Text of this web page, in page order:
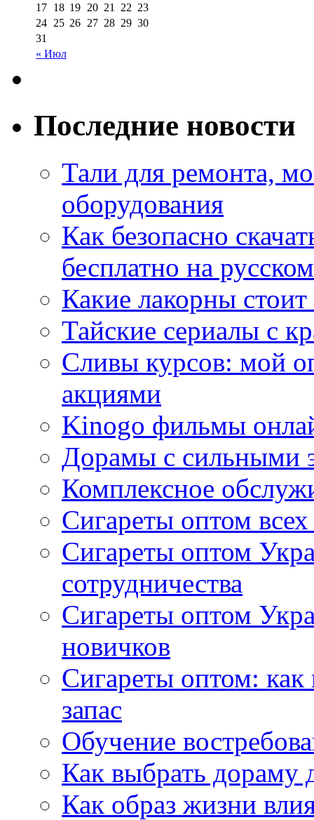
« Июл
17 18 19 20 21 22 23
24 25 26 27 28 29 30
31
Последние новости
Тали для ремонта,
оборудования
Как безопасно
бесплатно на
Какие лакорны
Тайские сериалы с
Сливы курсов: мой
акциями
Kinogo фильмы
Дорамы с сильными
Комплексное
Сигареты оптом
Сигареты оптом
сотрудничества
Сигареты оптом
новичков
Сигареты оптом:
запас
Обучение
Как выбрать дораму
Как образ жизни